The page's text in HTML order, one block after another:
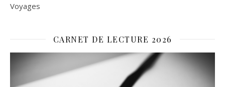
Voyages
CARNET DE LECTURE 2026